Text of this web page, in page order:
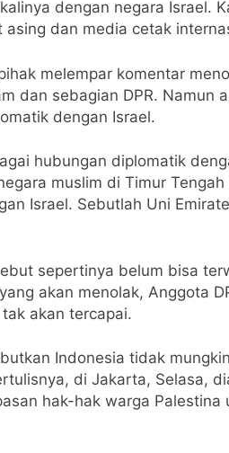
dengan negara Israel.
dan media cetak
melempar komentar
dan sebagian DPR. Namun
dengan Israel.
hubungan diplomatik
muslim di Timur Tengah
Israel. Sebutlah Uni
sepertinya belum bisa
akan menolak, Anggota
akan tercapai.
Indonesia tidak
di Jakarta, Selasa,
hak-hak warga Palestina